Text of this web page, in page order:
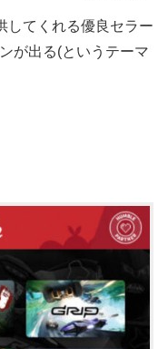
してくれる優良セラー
が出る(というテーマ